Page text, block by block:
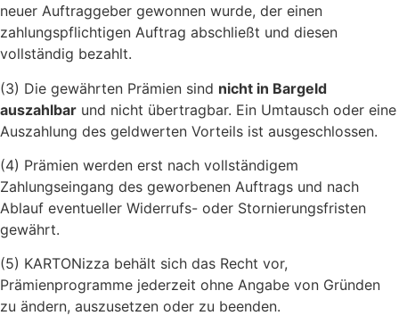
neuer Auftraggeber gewonnen wurde, der einen
zahlungspflichtigen Auftrag abschließt und diesen
vollständig bezahlt.
(3) Die gewährten Prämien sind nicht in Bargeld
auszahlbar und nicht übertragbar. Ein Umtausch oder eine
Auszahlung des geldwerten Vorteils ist ausgeschlossen.
(4) Prämien werden erst nach vollständigem
Zahlungseingang des geworbenen Auftrags und nach
Ablauf eventueller Widerrufs- oder Stornierungsfristen
gewährt.
(5) KARTONizza behält sich das Recht vor,
Prämienprogramme jederzeit ohne Angabe von Gründen
zu ändern, auszusetzen oder zu beenden.